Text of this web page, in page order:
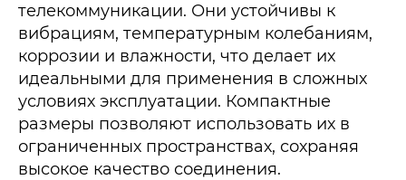
телекоммуникации. Они устойчивы к
вибрациям, температурным колебаниям,
коррозии и влажности, что делает их
идеальными для применения в сложных
условиях эксплуатации. Компактные
размеры позволяют использовать их в
ограниченных пространствах, сохраняя
высокое качество соединения.